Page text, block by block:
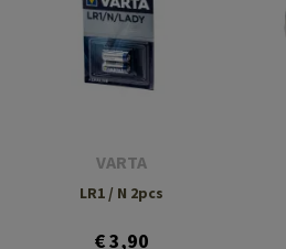
VARTA
LR1 / N 2pcs
€ 3,90